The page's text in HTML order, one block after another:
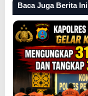
Baca Juga Berita Ini